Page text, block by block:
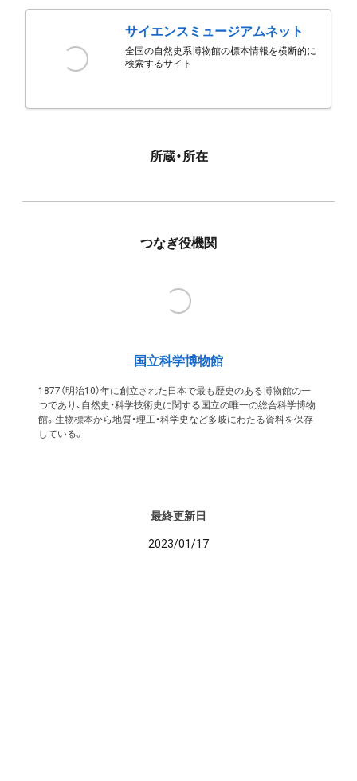
サイエンスミュージアムネット
全国の自然史系博物館の標本情報を横断的に
検索するサイト
所蔵・所在
つなぎ役機関
国立科学博物館
1877（明治10）年に創立された日本で最も歴史のある博物館の一
つであり、自然史・科学技術史に関する国立の唯一の総合科学博物
館。生物標本から地質・理工・科学史など多岐にわたる資料を保存
している。
最終更新日
2023/01/17